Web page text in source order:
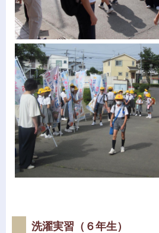
洗濯実習（６年生）